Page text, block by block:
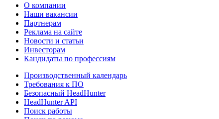
О компании
Наши вакансии
Партнерам
Реклама на сайте
Новости и статьи
Инвесторам
Кандидаты по профессиям
Производственный календарь
Требования к ПО
Безопасный HeadHunter
HeadHunter API
Поиск работы